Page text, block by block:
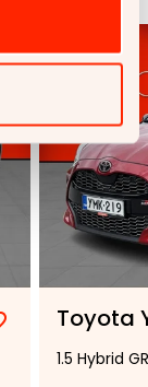
suosikiksi
suosikeista
Toyota
1.5 Hybrid